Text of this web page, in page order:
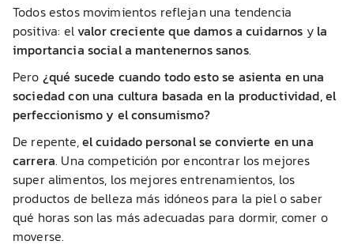
Todos estos movimientos reflejan una tendencia
positiva: elvalor creciente que damos a cuidarnos y la
importancia social a mantenernos sanos.
Pero ¿qué sucede cuando todo esto se asienta en una
sociedad con una cultura basada en la productividad, el
perfeccionismo y el consumismo?
De repente,el cuidado personal se convierte en una
carrera. Una competición por encontrar los mejores
super alimentos, los mejores entrenamientos, los
productos de belleza más idóneos para la piel o saber
qué horas son las más adecuadas para dormir, comer o
moverse.